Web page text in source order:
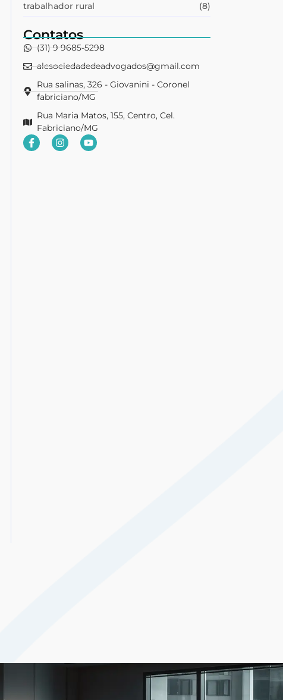
trabalhador rural
(8)
Contatos
(31) 9 9685-5298
alcsociedadedeadvogados@gmail.com
Rua salinas, 326 - Giovanini - Coronel
fabriciano/MG
Rua Maria Matos, 155, Centro, Cel.
Fabriciano/MG